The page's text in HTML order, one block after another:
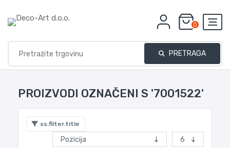
0
PRETRAGA
PROIZVODI OZNAČENI S '7001522'
ss.filter.title